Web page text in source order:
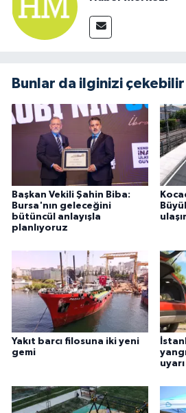
Bunlar da ilginizi çekebilir
Başkan Vekili Şahin Biba:
Bursa'nın geleceğini
bütüncül anlayışla
planlıyoruz
Yakıt barcı filosuna iki yeni
gemi
uyarı